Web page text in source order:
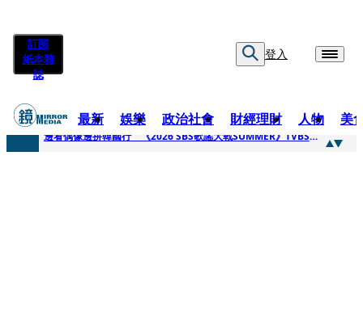
訂閱
紙本雜
誌
登入
最新 娛樂 政治社會 財經理財 人物 美
快訊
邊看偶像邊拚韓國行 《2026 SBS歌謠大戰SUMMER》TVBS直播祭追星福利